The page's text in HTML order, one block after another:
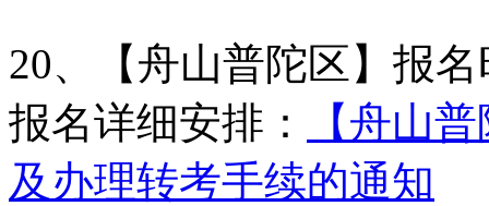
20、【舟山普陀区】报
报名详细安排：
【舟山
及办理转考手续的通知